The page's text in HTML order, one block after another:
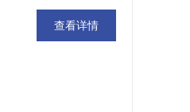
查看详情